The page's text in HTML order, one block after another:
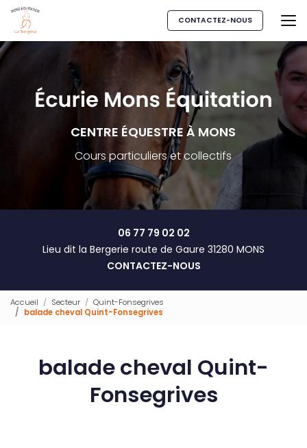
Aller
contenu
principal
CONTACTEZ-NOUS
CENTRE ÉQUESTRE À MONS
Cours particuliers et collectifs
06 77 79 02 02
Lieu dit la Bergerie route de Gaure 31280 MONS
CONTACTEZ-NOUS
Accueil Secteur
Quint-Fonsegrives
balade cheval Quint-Fonsegrives
balade cheval Quint-
Fonsegrives